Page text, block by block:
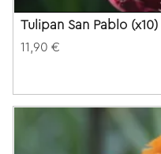
Tulipan San Pablo (x10)
11,90 €